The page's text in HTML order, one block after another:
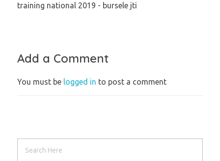
training national 2019 - bursele jti
Add a Comment
You must be logged in to post a comment